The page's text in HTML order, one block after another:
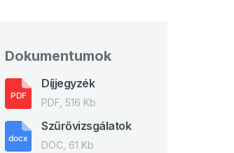
Dokumentumok
Díjjegyzék
PDF, 516 Kb
Szűrővizsgálatok
DOC, 61 Kb